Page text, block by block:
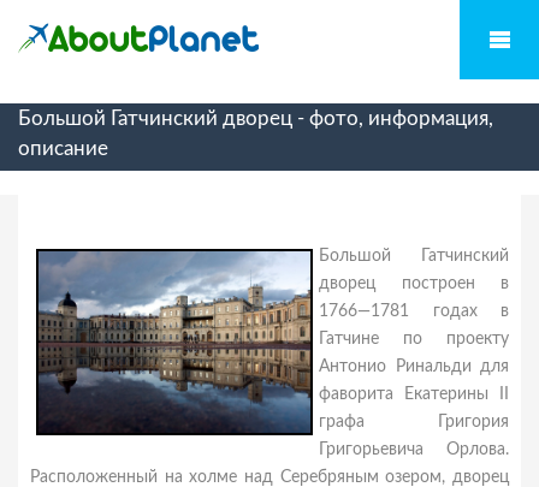
Большой Гатчинский дворец - фото, информация,
описание
Большой Гатчинский
дворец построен в
1766—1781 годах в
Гатчине по проекту
Антонио Ринальди для
фаворита Екатерины II
графа Григория
Григорьевича Орлова.
Расположенный на холме над Серебряным озером, дворец